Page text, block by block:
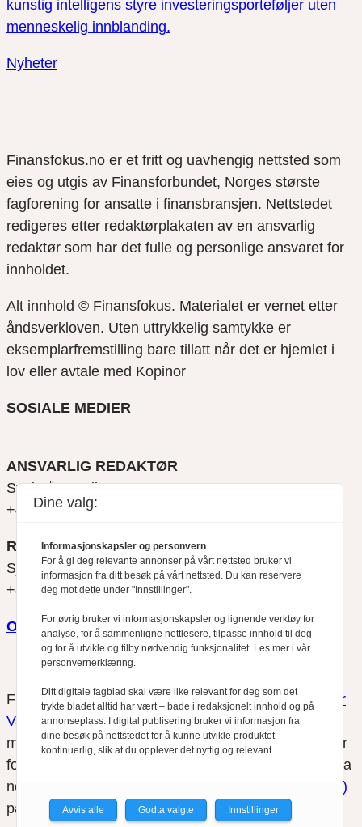
kunstig intelligens styre investeringsporteføljer uten
menneskelig innblanding.
Nyheter
Finansfokus.no er et fritt og uavhengig nettsted som
eies og utgis av Finansforbundet, Norges største
fagforening for ansatte i finansbransjen. Nettstedet
redigeres etter redaktørplakaten av en ansvarlig
redaktør som har det fulle og personlige ansvaret for
innholdet.
Alt innhold © Finansfokus. Materialet er vernet etter
åndsverkloven. Uten uttrykkelig samtykke er
eksemplarfremstilling bare tillatt når det er hjemlet i
lov eller avtale med Kopinor
SOSIALE MEDIER
ANSVARLIG REDAKTØR
Svein Åge Eriksen
+47 900 79 547
REDAKTØR
Sjur Anda
+47 470 34 460
Om oss
Finansfokus arbeider etterRedaktørplakatenog
Vær
Varsom-plakatensregler for god presseskikk, som
medlem av Fagpressen. Finansfokus har ikke ansvar
for innhold på eksterne nettsider som det lenkes til fra
nettsidene. Vi benytter
informasjonskapsler (cookies)
på våre nettsider.
Dine valg:
Informasjonskapsler og personvern
For å gi deg relevante annonser på vårt nettsted bruker vi
informasjon fra ditt besøk på vårt nettsted. Du kan reservere
deg mot dette under "Innstillinger".
For øvrig bruker vi informasjonskapsler og lignende verktøy for
analyse, for å sammenligne nettlesere, tilpasse innhold til deg
og for å utvikle og tilby nødvendig funksjonalitet. Les mer i vår
personvernerklæring.
Ditt digitale fagblad skal være like relevant for deg som det
trykte bladet alltid har vært – bade i redaksjonelt innhold og på
annonseplass. I digital publisering bruker vi informasjon fra
dine besøk på nettstedet for å kunne utvikle produktet
kontinuerlig, slik at du opplever det nyttig og relevant.
Avvis alle Godta valgte Innstillinger